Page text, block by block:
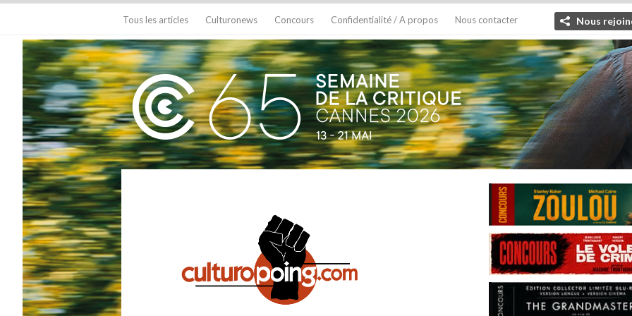
Tous les articles Culturonews Concours Confidentialité / A propos Nous contacter Nous